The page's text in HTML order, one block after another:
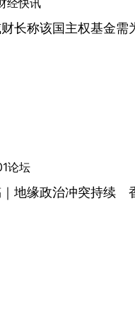
长称该国主权基金
论坛
地缘政治冲突持续